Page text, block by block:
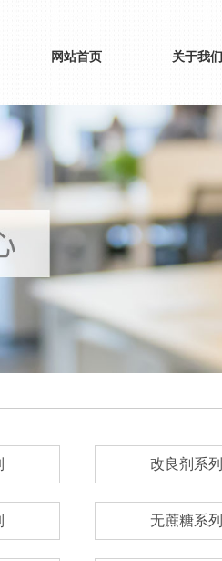
网站首页 关于我们
改良剂系列
无蔗糖系列